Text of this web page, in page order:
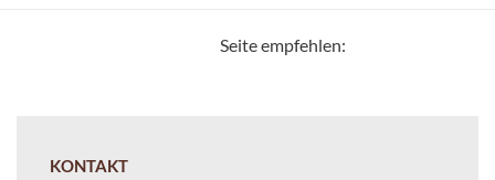
Seite empfehlen:
KONTAKT